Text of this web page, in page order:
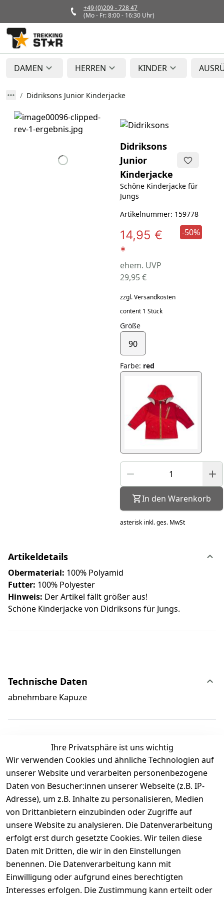
+49 (0)209 - 728 47
(Mo - Fr: 8:00 - 16:30 Uhr)
DAMEN HERREN KINDER
Didriksons Junior Kinderjacke
Didriksons
Junior
Kinderjacke
Schöne Kinderjacke für
Jungs
Artikelnummer: 159778
14,95 €
*
ehem. UVP
29,95 €
-50%
zzgl. Versandkosten
content 1 Stück
Größe
90
Farbe: red
In den Warenkorb
asterisk inkl. ges. MwSt
Artikeldetails
Obermaterial: 100% Polyamid
Futter: 100% Polyester
Hinweis: Der Artikel fällt größer aus!
Schöne Kinderjacke von Didriksons für Jungs.
Technische Daten
abnehmbare Kapuze
Kundenbewertungen
Durchschnittliche Bewertung
0
Basierend auf 0 Bewertung(en)
Bewertung abgeben
5
( 0 )
4
( 0 )
3
( 0 )
2
( 0 )
Ihre Privatsphäre ist uns wichtig
Wir verwenden Cookies und ähnliche Technologien auf
unserer Website und verarbeiten personenbezogene
Daten von Besucher:innen unserer Webseite (z.B. IP-
Adresse), um z.B. Inhalte zu personalisieren, Medien
von Drittanbietern einzubinden oder Zugriffe auf
unsere Website zu analysieren. Die Datenverarbeitung
erfolgt erst durch gesetzte Cookies. Wir teilen diese
Daten mit Dritten, die wir in den Einstellungen
benennen. Die Datenverarbeitung kann mit
Einwilligung oder aufgrund eines berechtigten
Interesses erfolgen. Die Zustimmung kann erteilt oder